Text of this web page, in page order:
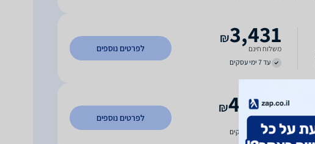
3,431
₪
משלוח חינם
עד 7 ימי עסקים
לפרטים נוספים
4,690
₪
משלוח חינם
עד 7 ימי עסקים
לפרטים נוספים